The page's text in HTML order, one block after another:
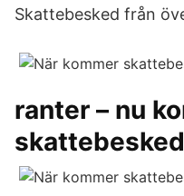
Skattebesked från
ranter – nu